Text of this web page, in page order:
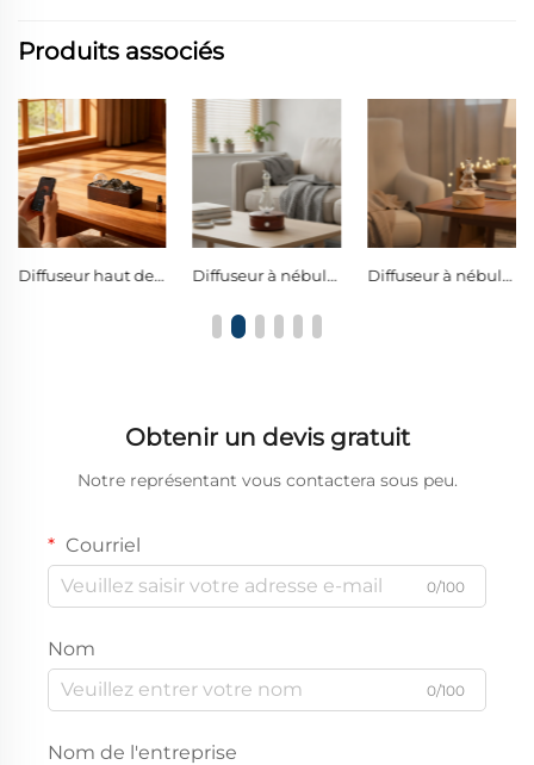
Produits associés
Diffuseur haut de gamme sans eau en verre et bois massif avec fonction Bluetooth pour la musique Diffuseur à nébulisation en verre bois avec commande à bouton unique et lumière nocturne décorative à LED chaude Diffuseur à nébulisation en verre en forme d’arbre de Noël avec commande à bouton unique et lumière nocturne décorative à LED chaude
Obtenir un devis gratuit
Notre représentant vous contactera sous peu.
Courriel
0/100
Nom
0/100
Nom de l'entreprise